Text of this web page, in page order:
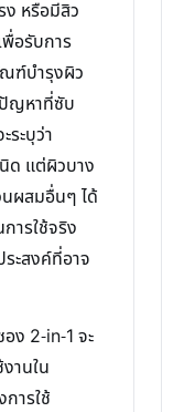
หรือมีสิว
อรับการ
ฑ์บำรุงผิว
ปัญหาที่ซับ
ะบุว่า
ด แต่ผิวบาง
ผสมอื่นๆ ได้
ารใช้จริง
ะสงค์ที่อาจ
ง 2-in-1 จะ
านใน
ารใช้